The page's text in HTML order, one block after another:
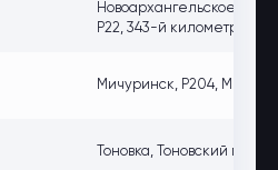
Новоархангельское,
Р22, 343-й километр,
Мичуринск, Р204,
Тоновка, Тоновский пер.,